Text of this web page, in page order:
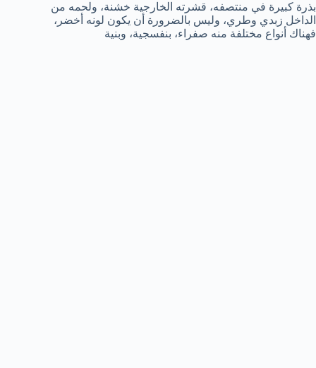
بذرة كبیرة في منتصفه، قشرته الخارجیة خشنة، ولحمه من
الداخل زبدي وطري، ولیس بالضرورة أن یكون لونه أخضر،
فھناك أنواع مختلفة منه صفراء، بنفسجیة، وبنیة